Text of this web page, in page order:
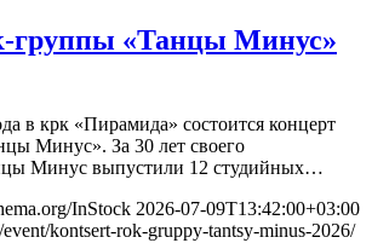
группы «Танцы Минус»
в крк «Пирамида» состоится концерт
Минус». За 30 лет своего
Минус выпустили 12 студийных…
InStock 2026-07-09T13:42:00+03:00
kontsert-rok-gruppy-tantsy-minus-2026/